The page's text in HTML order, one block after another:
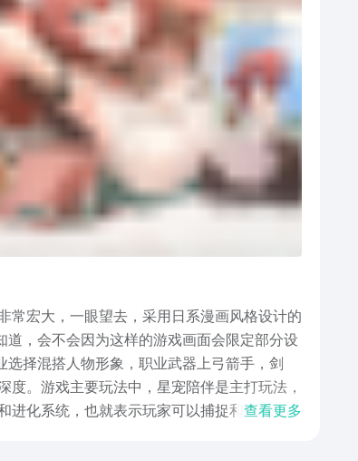
常宏大，一眼望去，采用日系漫画风格设计的
，会不会因为这样的游戏画面会限定部分设
择混搭人物形象，职业武器上弓箭手，剑
。游戏主要玩法中，星宠陪伴是主打玩法，
进化系统，也就表示玩家可以捕捉和培养自己
查看更多